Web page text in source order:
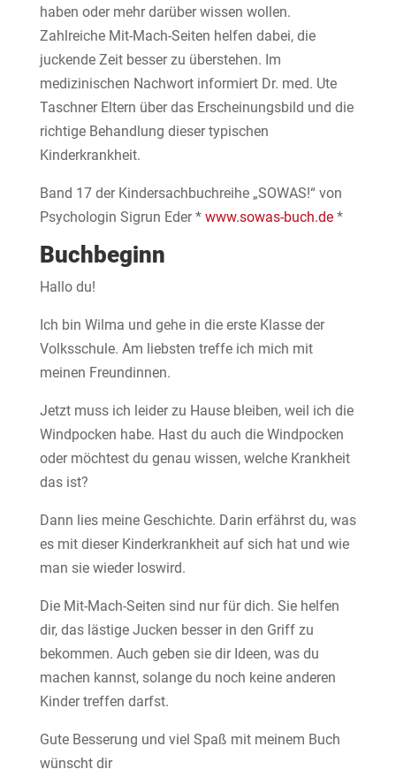
haben oder mehr darüber wissen wollen.
Zahlreiche Mit-Mach-Seiten helfen dabei, die
juckende Zeit besser zu überstehen. Im
medizinischen Nachwort informiert Dr. med. Ute
Taschner Eltern über das Erscheinungsbild und die
richtige Behandlung dieser typischen
Kinderkrankheit.
Band 17 der Kindersachbuchreihe „SOWAS!“ von
Psychologin Sigrun Eder * www.sowas-buch.de*
Buchbeginn
Hallo du!
Ich bin Wilma und gehe in die erste Klasse der
Volksschule. Am liebsten treffe ich mich mit
meinen Freundinnen.
Jetzt muss ich leider zu Hause bleiben, weil ich die
Windpocken habe. Hast du auch die Windpocken
oder möchtest du genau wissen, welche Krankheit
das ist?
Dann lies meine Geschichte. Darin erfährst du, was
es mit dieser Kinderkrankheit auf sich hat und wie
man sie wieder loswird.
Die Mit-Mach-Seiten sind nur für dich. Sie helfen
dir, das lästige Jucken besser in den Griff zu
bekommen. Auch geben sie dir Ideen, was du
machen kannst, solange du noch keine anderen
Kinder treffen darfst.
Gute Besserung und viel Spaß mit meinem Buch
wünscht dir